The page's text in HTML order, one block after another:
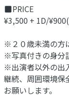
PRICE
¥3,500 + 1D/
※２０歳未満の方
※写真付きの身分
※出演者以外の出
継続、周囲環境保
お願いします。